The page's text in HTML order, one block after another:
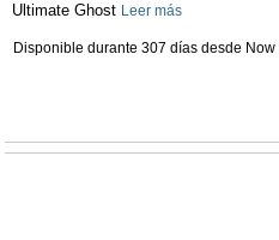
Ultimate Ghost Leer más
Disponible durante 307 días desde Now